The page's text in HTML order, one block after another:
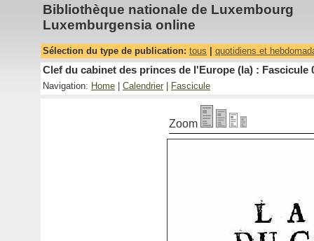
Bibliothèque nationale de Luxembourg
Luxemburgensia online
Sélection du type de publication: tous quotidiens et
Clef du cabinet des princes de l'Europe (la) : Fascicule
Navigation: Home Calendrier Fascicule
Zoom